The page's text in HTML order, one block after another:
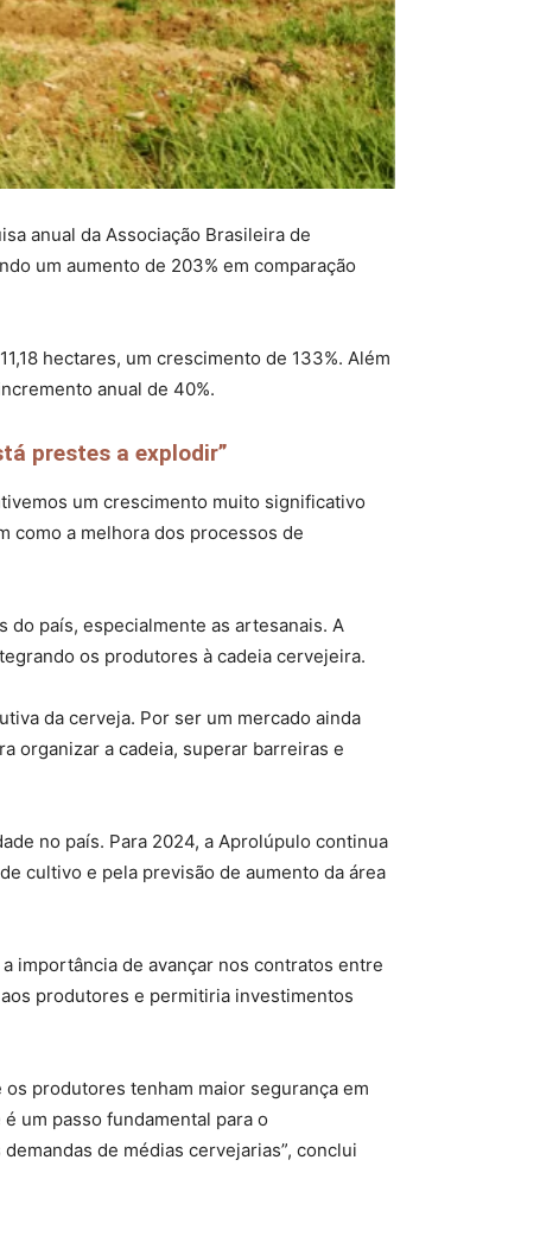
anual da Associação Brasileira de
um aumento de 203% em comparação
hectares, um crescimento de 133%. Além
anual de 40%.
prestes a explodir”
um crescimento muito significativo
como a melhora dos processos de
do país, especialmente as artesanais. A
os produtores à cadeia cervejeira.
da cerveja. Por ser um mercado ainda
organizar a cadeia, superar barreiras e
no país. Para 2024, a Aprolúpulo continua
cultivo e pela previsão de aumento da área
importância de avançar nos contratos entre
produtores e permitiria investimentos
produtores tenham maior segurança em
um passo fundamental para o
de médias cervejarias”, conclui